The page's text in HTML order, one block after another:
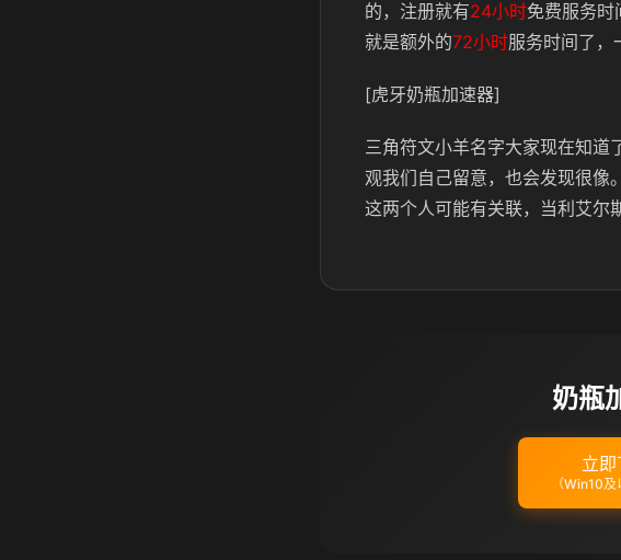
的，注册就有24小时免费服务时
就是额外的72小时服务时间了，
[虎牙奶瓶加速器]
三角符文小羊名字大家现在知道
观我们自己留意，也会发现很像
这两个人可能有关联，当利艾尔
奶瓶
立
（Win10及